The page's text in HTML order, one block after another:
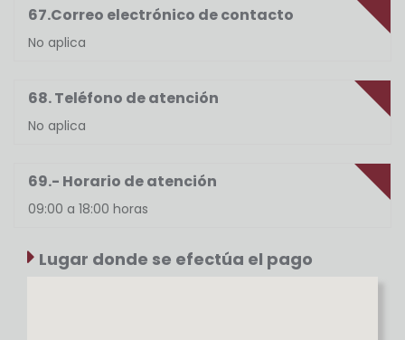
67.Correo electrónico de contacto
No aplica
68. Teléfono de atención
No aplica
69.- Horario de atención
09:00 a 18:00 horas
Lugar donde se efectúa el pago